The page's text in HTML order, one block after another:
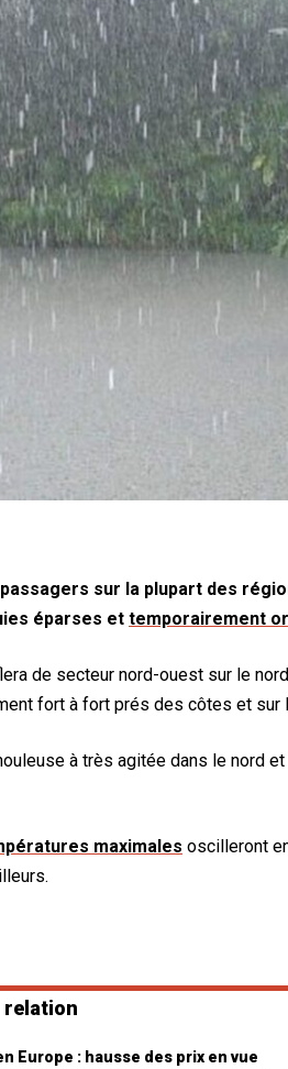
sur la plupart des
éparses et temporairement
de secteur nord-ouest sur le
fort à fort prés des côtes et
à très agitée dans le nord
maximales oscilleront
relation
Europe : hausse des prix en vue